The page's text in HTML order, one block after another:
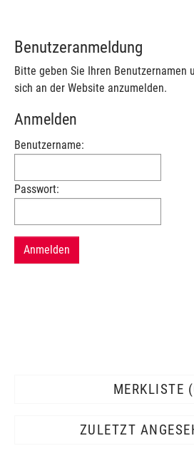
Benutzeranmeldung
Bitte geben Sie Ihren Benutzernamen
sich an der Website anzumelden.
Anmelden
Benutzername:
Passwort:
MERKLISTE
ZULETZT